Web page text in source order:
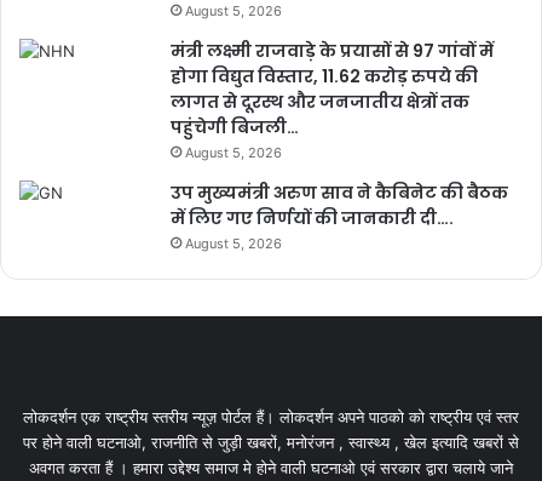
August 5, 2026
मंत्री लक्ष्मी राजवाड़े के प्रयासों से 97 गांवों में
होगा विद्युत विस्तार, 11.62 करोड़ रुपये की
लागत से दूरस्थ और जनजातीय क्षेत्रों तक
पहुंचेगी बिजली…
August 5, 2026
उप मुख्यमंत्री अरुण साव ने कैबिनेट की बैठक
में लिए गए निर्णयों की जानकारी दी….
August 5, 2026
लोकदर्शन एक राष्ट्रीय स्तरीय न्यूज़ पोर्टल हैं। लोकदर्शन अपने पाठको को राष्ट्रीय एवं स्तर
पर होने वाली घटनाओ, राजनीति से जुड़ी खबरों, मनोरंजन , स्वास्थ्य , खेल इत्यादि खबरों से
अवगत करता हैं । हमारा उद्देश्य समाज मे होने वाली घटनाओ एवं सरकार द्वारा चलाये जाने